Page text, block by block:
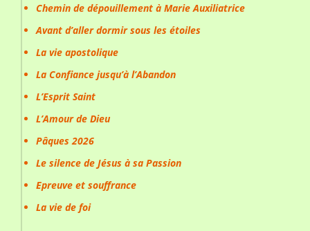
Chemin de dépouillement à Marie Auxiliatrice
Avant d’aller dormir sous les étoiles
La vie apostolique
La Confiance jusqu’à l’Abandon
L’Esprit Saint
L’Amour de Dieu
Pâques 2026
Le silence de Jésus à sa Passion
Epreuve et souffrance
La vie de foi